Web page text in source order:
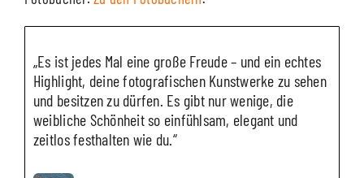
„Es ist jedes Mal eine große Freude – und ein echtes
Highlight, deine fotografischen Kunstwerke zu sehen
und besitzen zu dürfen. Es gibt nur wenige, die
weibliche Schönheit so einfühlsam, elegant und
zeitlos festhalten wie du.“